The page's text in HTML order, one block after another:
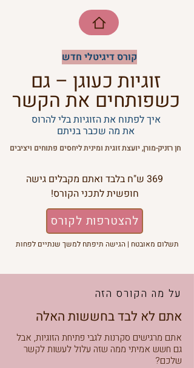
קורס דיגיטלי חדש
זוגיות כעוגן – גם
כשפותחים את הקשר
איך לפתוח את הזוגיות בלי להרוס
את מה שכבר בניתם
חן רזניק-מורן, יועצת זוגית ומינית ליחסים פתוחים ויציבים
369 ש"ח בלבד ואתם מקבלים גישה
חופשית לתכני הקורס!
להצטרפות לקורס
תשלום מאובטח |הגישה תיפתח למשך שנתיים לפחות
על מה הקורס הזה
אתם לא לבד בחששות האלה
אתם מרגישים סקרנות לגבי פתיחת הזוגיות, אבל
גם חשש אמיתי ממה שזה עלול לעשות לקשר
שלכם?